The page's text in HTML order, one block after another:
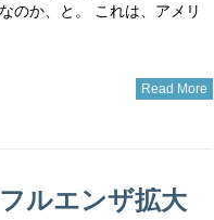
のか、と。 これは、アメリ
Read More
ルエンザ拡大